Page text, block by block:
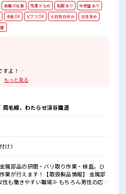
長期の仕事 残業少なめ 制服あり
休憩室あり
染髪OK ピアスOK 土日祝日休み
女性多め
よ！
もあります♪
ライベート満喫！
自由♪
≫
です！
もっと見る
両毛線、わたらせ渓谷鐵道
け）
属部品の研磨・バリ取り作業・検査。ひ
業が行えます！【取扱製品情報】 金属部
分の時間も大切≫ 残業はほとんどナシ！